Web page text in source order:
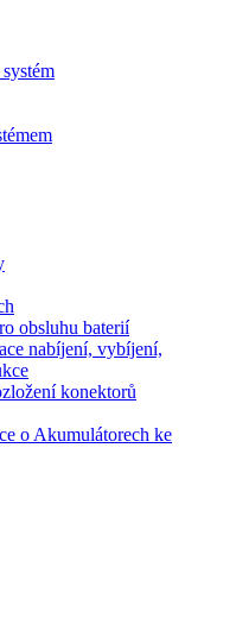
obsluhu baterií
nabíjení, vybíjení,
konektorů
o Akumulátorech ke